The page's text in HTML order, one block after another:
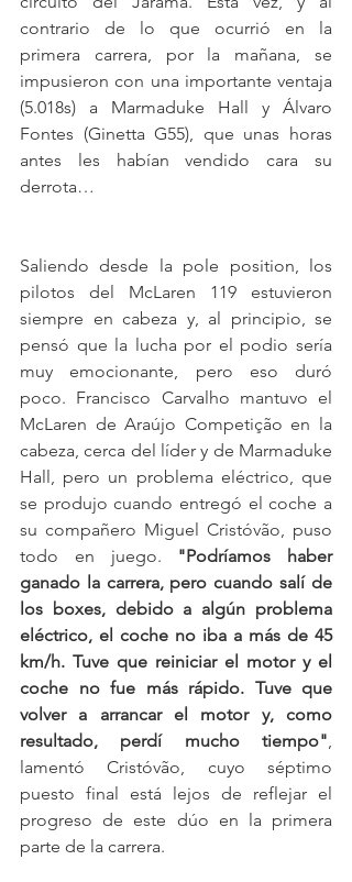
contrario de lo que ocurrió en la
primera carrera, por la mañana, se
impusieron con una importante ventaja
(5.018s) a Marmaduke Hall y Álvaro
Fontes (Ginetta G55), que unas horas
antes les habían vendido cara su
derrota…
Saliendo desde la pole position, los
pilotos del McLaren 119 estuvieron
siempre en cabeza y, al principio, se
pensó que la lucha por el podio sería
muy emocionante, pero eso duró
poco. Francisco Carvalho mantuvo el
McLaren de Araújo Competição en la
cabeza, cerca del líder y de Marmaduke
Hall, pero un problema eléctrico, que
se produjo cuando entregó el coche a
su compañero Miguel Cristóvão, puso
todo en juego. "Podríamos haber
ganado la carrera, pero cuando salí de
los boxes, debido a algún problema
eléctrico, el coche no iba a más de 45
km/h. Tuve que reiniciar el motor y el
coche no fue más rápido. Tuve que
volver a arrancar el motor y, como
resultado, perdí mucho tiempo",
lamentó Cristóvão, cuyo séptimo
puesto final está lejos de reflejar el
progreso de este dúo en la primera
parte de la carrera.